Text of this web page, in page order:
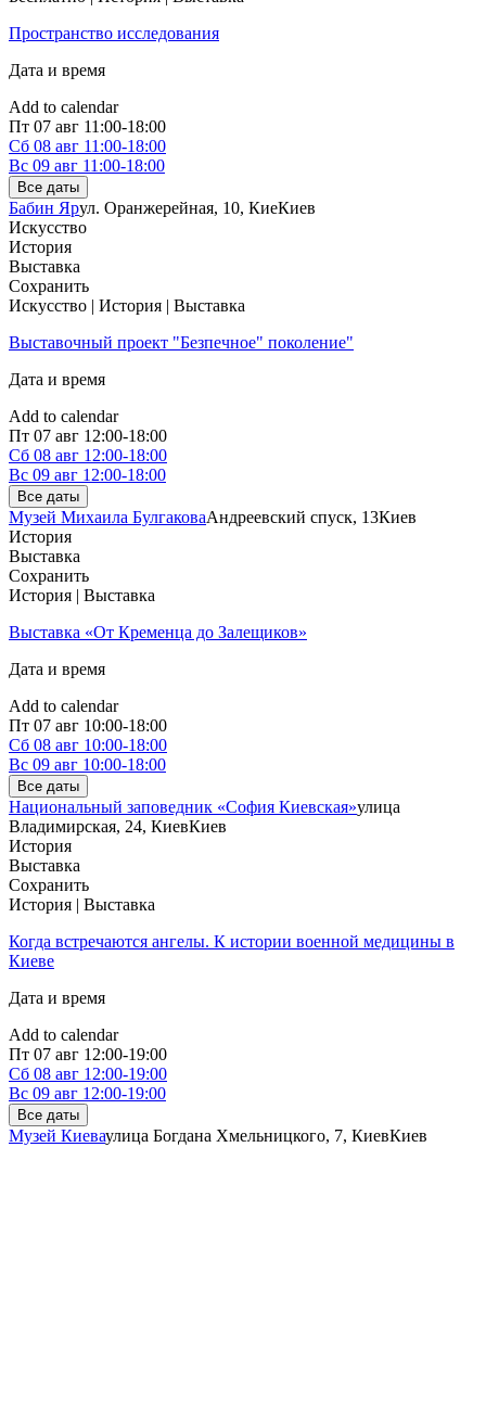
Пространство исследования
Дата и время
Add to calendar
Пт 07 авг 11:00-18:00
Сб 08 авг 11:00-18:00
Вс 09 авг 11:00-18:00
Все даты
Бабин Ярул. Оранжерейная, 10, КиеКиев
Искусство
История
Выставка
Сохранить
Искусство | История | Выставка
Выставочный проект "Безпечное" поколение"
Дата и время
Add to calendar
Пт 07 авг 12:00-18:00
Сб 08 авг 12:00-18:00
Вс 09 авг 12:00-18:00
Все даты
Музей Михаила БулгаковаАндреевский спуск, 13Киев
История
Выставка
Сохранить
История | Выставка
Выставка «От Кременца до Залещиков»
Дата и время
Add to calendar
Пт 07 авг 10:00-18:00
Сб 08 авг 10:00-18:00
Вс 09 авг 10:00-18:00
Все даты
Национальный заповедник «София Киевская»улица
Владимирская, 24, КиевКиев
История
Выставка
Сохранить
История | Выставка
Когда встречаются ангелы. К истории военной медицины в
Киеве
Дата и время
Add to calendar
Пт 07 авг 12:00-19:00
Сб 08 авг 12:00-19:00
Вс 09 авг 12:00-19:00
Все даты
Музей Киеваулица Богдана Хмельницкого, 7, КиевКиев